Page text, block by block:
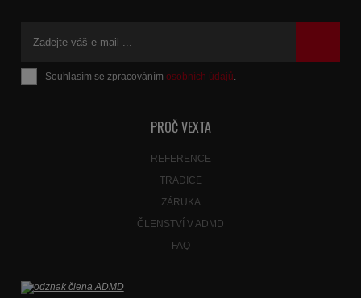
Souhlasím se zpracovánímosobních údajů.
PROČ VEXTA
REFERENCE
TRADICE
ZÁRUKA
ČLENSTVÍ V ADMD
FAQ